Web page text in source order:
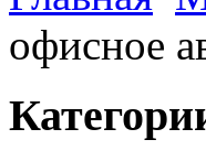
офисное